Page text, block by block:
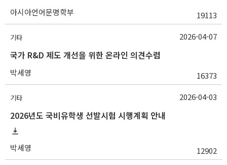
아시아언어문명학부 19113
기타
국가 R&D 제도 개선을 위한 온라인 의견수렴
박세영 16373
2026-04-07
기타
2026년도 국비유학생 선발시험 시행계획 안내
박세영 12902
2026-04-03